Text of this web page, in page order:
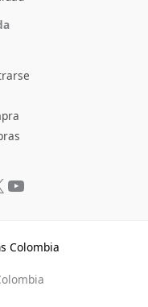
Colombia